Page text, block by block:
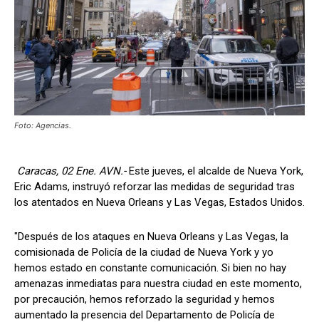
Foto: Agencias.
Caracas, 02 Ene. AVN.-Este jueves, el alcalde de Nueva York,
Eric Adams, instruyó reforzar las medidas de seguridad tras
los atentados en Nueva Orleans y Las Vegas, Estados Unidos.
"Después de los ataques en Nueva Orleans y Las Vegas, la
comisionada de Policía de la ciudad de Nueva York y yo
hemos estado en constante comunicación. Si bien no hay
amenazas inmediatas para nuestra ciudad en este momento,
por precaución, hemos reforzado la seguridad y hemos
aumentado la presencia del Departamento de Policía de